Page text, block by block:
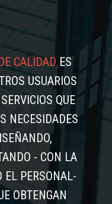
CALIDADES
USUARIOS
QUE
NECESIDADES
- CON LA
EL PERSONAL-
OBTENGAN